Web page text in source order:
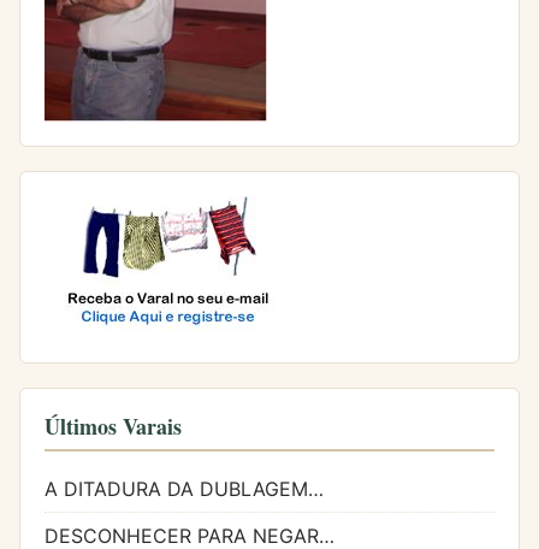
Últimos Varais
A DITADURA DA DUBLAGEM…
DESCONHECER PARA NEGAR…